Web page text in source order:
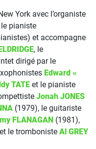
York avec l’organiste
pianiste
et accompagne
, le
dirigé par le
Edward «
TATE et le pianiste
Jonah JONES
(1979), le guitariste
FLANAGAN (1981),
et le tromboniste Al GREY